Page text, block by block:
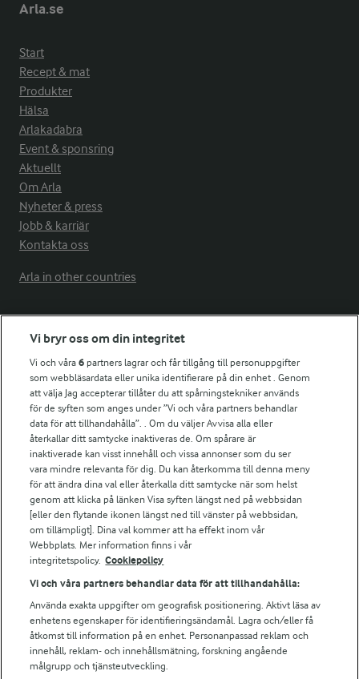
Arla.se
Start
Recept & mat
Produkter
Hälsa
Arlakadabra
Event & sponsring
Aktuellt
Om Arla
Nyheter & press
Jobb & karriär
Kontakta oss
Arla in other countries
Fler Arlasajter
För ägare
Arlas kundportal
Arla.com
Falbygdens Ost
Arla webbshop
Bildbank
Följ oss
Vi bryr oss om din integritet
Vi och våra6 partners lagrar och får tillgång till personuppgifter
som webbläsardata eller unika identifierare på din enhet . Genom
att välja Jag accepterar tillåter du att spårningstekniker används
för de syften som anges under ”Vi och våra partners behandlar
data för att tillhandahålla”. . Om du väljer Avvisa alla eller
återkallar ditt samtycke inaktiveras de. Om spårare är
inaktiverade kan visst innehåll och vissa annonser som du ser
vara mindre relevanta för dig. Du kan återkomma till denna meny
för att ändra dina val eller återkalla ditt samtycke när som helst
genom att klicka på länken Visa syften längst ned på webbsidan
[eller den flytande ikonen längst ned till vänster på webbsidan,
om tillämpligt]. Dina val kommer att ha effekt inom vår
Webbplats. Mer information finns i vår
integritetspolicy. Cookiepolicy
Vi och våra partners behandlar data för att tillhandahålla:
Använda exakta uppgifter om geografisk positionering. Aktivt läsa av
enhetens egenskaper för identifieringsändamål. Lagra och/eller få
åtkomst till information på en enhet. Personanpassad reklam och
innehåll, reklam- och innehållsmätning, forskning angående
målgrupp och tjänsteutveckling.